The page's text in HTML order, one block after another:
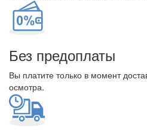
Без предоплаты
Вы платите только в момент
осмотра.